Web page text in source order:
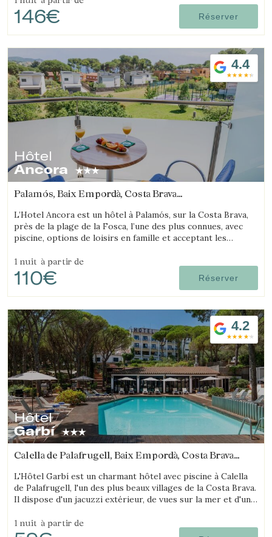
146€ Réserver
4.4
Hôtel
Ancora
Palamós, Baix Empordà, Costa Brava
L’Hotel Ancora est un hôtel à Palamós, sur la Costa Brava,
près de la plage de la Fosca, l’une des plus connues, avec
piscine, options de loisirs en famille et acceptant les
1 nuit à partir de
110€ Réserver
4.2
Hôtel
Garbí
Calella de Palafrugell, Baix Empordà, Costa Brava
L'Hôtel Garbí est un charmant hôtel avec piscine à Calella
de Palafrugell, l'un des plus beaux villages de la Costa Brava.
Il dispose d'un jacuzzi extérieur, de vues sur la mer et d'une
1 nuit à partir de